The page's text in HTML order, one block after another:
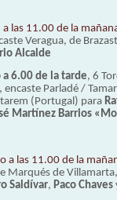
las 11.00 de la
Veragua, de
Alcalde
a 6.00 de la tarde, 6
encaste Parladé /
(Portugal) para
Martínez Barrios
a las 11.00 de la
Marqués de
Saldívar, Paco Chaves